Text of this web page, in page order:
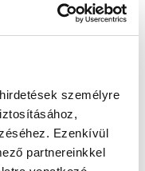
személyre
Ezenkívül
partnereinkkel
tájékoztatót!